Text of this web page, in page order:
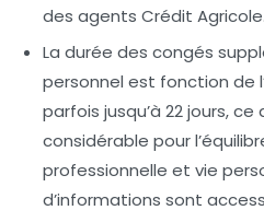
des agents Crédit Agricole.
La durée des congés
personnel est fonction de
parfois jusqu’à 22 jours,
considérable pour
professionnelle et vie
d’informations sont